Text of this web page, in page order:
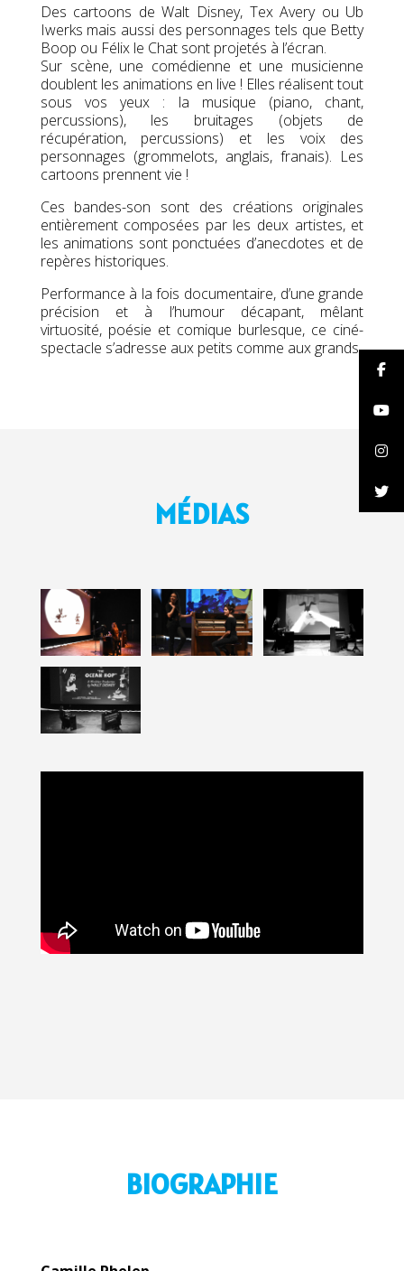
Des cartoons de Walt Disney, Tex Avery ou Ub
Iwerks mais aussi des personnages tels que Betty
Boop ou Félix le Chat sont projetés à l’écran.
Sur scène, une comédienne et une musicienne
doublent les animations en live ! Elles réalisent tout
sous vos yeux : la musique (piano, chant,
percussions), les bruitages (objets de
récupération, percussions) et les voix des
personnages (grommelots, anglais, franҫais). Les
cartoons prennent vie !
Ces bandes-son sont des créations originales
entièrement composées par les deux artistes, et
les animations sont ponctuées d’anecdotes et de
repères historiques.
Performance à la fois documentaire, d’une grande
précision et à l’humour décapant, mêlant
virtuosité, poésie et comique burlesque, ce ciné-
spectacle s’adresse aux petits comme aux grands.
MÉDIAS
BIOGRAPHIE